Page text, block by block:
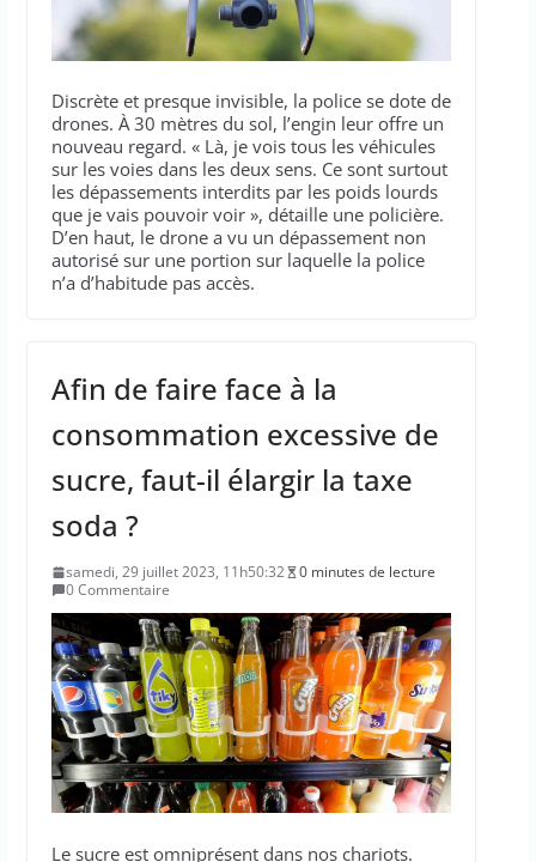
Discrète et presque invisible, la police se dote de
drones. À 30 mètres du sol, l’engin leur offre un
nouveau regard. « Là, je vois tous les véhicules
sur les voies dans les deux sens. Ce sont surtout
les dépassements interdits par les poids lourds
que je vais pouvoir voir », détaille une policière.
D’en haut, le drone a vu un dépassement non
autorisé sur une portion sur laquelle la police
n’a d’habitude pas accès.
Afin de faire face à la
consommation excessive de
sucre, faut-il élargir la taxe
soda ?
samedi, 29 juillet 2023, 11h50:32
0 minutes de lecture
0 Commentaire
Le sucre est omniprésent dans nos chariots.